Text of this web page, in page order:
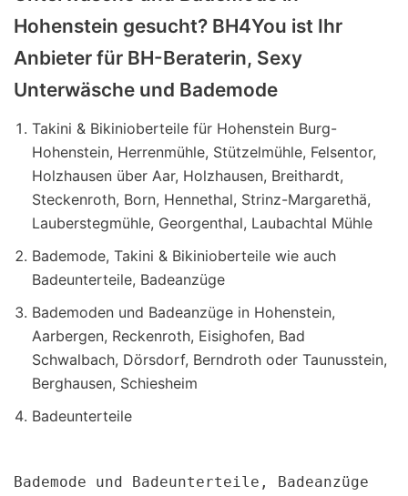
Hohenstein gesucht? BH4You ist Ihr
Anbieter für BH-Beraterin, Sexy
Unterwäsche und Bademode
Takini & Bikinioberteile für Hohenstein Burg-
Hohenstein, Herrenmühle, Stützelmühle, Felsentor,
Holzhausen über Aar, Holzhausen, Breithardt,
Steckenroth, Born, Hennethal, Strinz-Margarethä,
Lauberstegmühle, Georgenthal, Laubachtal Mühle
Bademode, Takini & Bikinioberteile wie auch
Badeunterteile, Badeanzüge
Bademoden und Badeanzüge in Hohenstein,
Aarbergen, Reckenroth, Eisighofen, Bad
Schwalbach, Dörsdorf, Berndroth oder Taunusstein,
Berghausen, Schiesheim
Badeunterteile
Bademode und Badeunterteile, Badeanzüge